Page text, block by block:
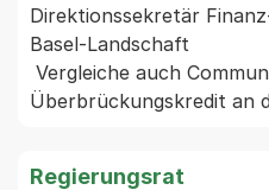
Direktionssekretär
Basel-Landschaft
Regierungsrat